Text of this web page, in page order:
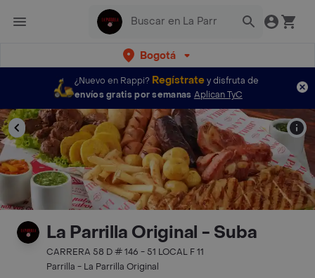
Bogotá
¿Nuevo en Rappi? Regístratey disfruta de
envíos gratis por semanas Aplican TyC
La Parrilla Original - Suba
CARRERA 58 D # 146 - 51 LOCAL F 11
Parrilla - La Parrilla Original